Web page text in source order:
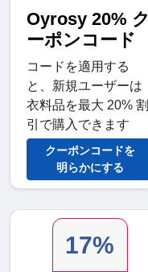
Oyrosy 20% ク
ーポンコード
コードを適用する
と、新規ユーザーは
衣料品を最大 20% 割
引で購入できます
クーポンコードを
明らかにする
17%